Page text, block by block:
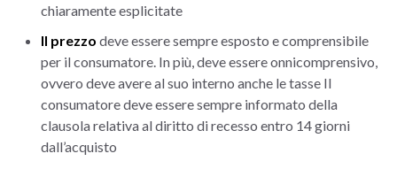
chiaramente esplicitate
Il prezzo deve essere sempre esposto e comprensibile
per il consumatore. In più, deve essere onnicomprensivo,
ovvero deve avere al suo interno anche le tasse Il
consumatore deve essere sempre informato della
clausola relativa al diritto di recesso entro 14 giorni
dall’acquisto